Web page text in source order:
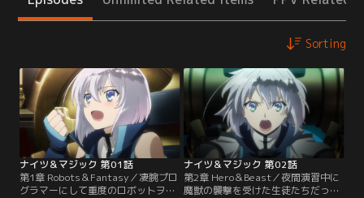
Sorting
ナイツ＆マジック 第01話
第1章 Robots＆Fantasy／凄腕プロ
グラマーにして重度のロボットヲタ
ナイツ＆マジック 第02話
第2章 Hero＆Beast／夜間演習中に
魔獣の襲撃を受けた生徒たちだった